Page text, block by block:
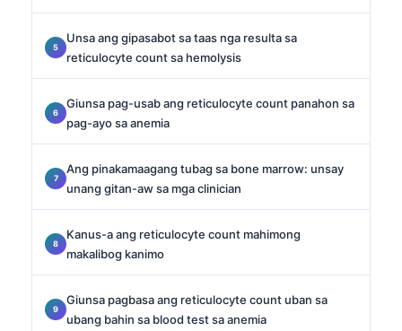
Unsa ang gipasabot sa taas nga resulta sa
reticulocyte count sa hemolysis
Giunsa pag-usab ang reticulocyte count panahon sa
pag-ayo sa anemia
Ang pinakamaagang tubag sa bone marrow: unsay
unang gitan-aw sa mga clinician
Kanus-a ang reticulocyte count mahimong
makalibog kanimo
Giunsa pagbasa ang reticulocyte count uban sa
ubang bahin sa blood test sa anemia